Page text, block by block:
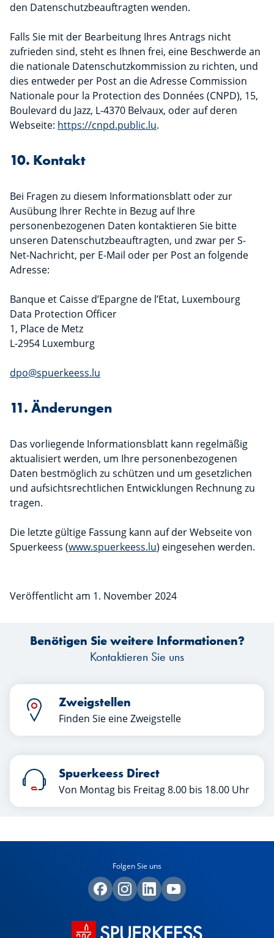
den Datenschutzbeauftragten wenden.
Falls Sie mit der Bearbeitung Ihres Antrags nicht
zufrieden sind, steht es Ihnen frei, eine Beschwerde an
die nationale Datenschutzkommission zu richten, und
dies entweder per Post an die Adresse Commission
Nationale pour la Protection des Données (CNPD), 15,
Boulevard du Jazz, L-4370 Belvaux, oder auf deren
Webseite: https://cnpd.public.lu.
10. Kontakt
Bei Fragen zu diesem Informationsblatt oder zur
Ausübung Ihrer Rechte in Bezug auf Ihre
personenbezogenen Daten kontaktieren Sie bitte
unseren Datenschutzbeauftragten, und zwar per S-
Net-Nachricht, per E-Mail oder per Post an folgende
Adresse:
Banque et Caisse d’Epargne de l’Etat, Luxembourg
Data Protection Officer
1, Place de Metz
L-2954 Luxemburg
dpo@spuerkeess.lu
11. Änderungen
Das vorliegende Informationsblatt kann regelmäßig
aktualisiert werden, um Ihre personenbezogenen
Daten bestmöglich zu schützen und um gesetzlichen
und aufsichtsrechtlichen Entwicklungen Rechnung zu
tragen.
Die letzte gültige Fassung kann auf der Webseite von
Spuerkeess (www.spuerkeess.lu) eingesehen werden.
Veröffentlicht am 1. November 2024
Benötigen Sie weitere Informationen?
Kontaktieren Sie uns
Zweigstellen
Finden Sie eine Zweigstelle
Spuerkeess Direct
Von Montag bis Freitag 8.00 bis 18.00 Uhr
Folgen Sie uns